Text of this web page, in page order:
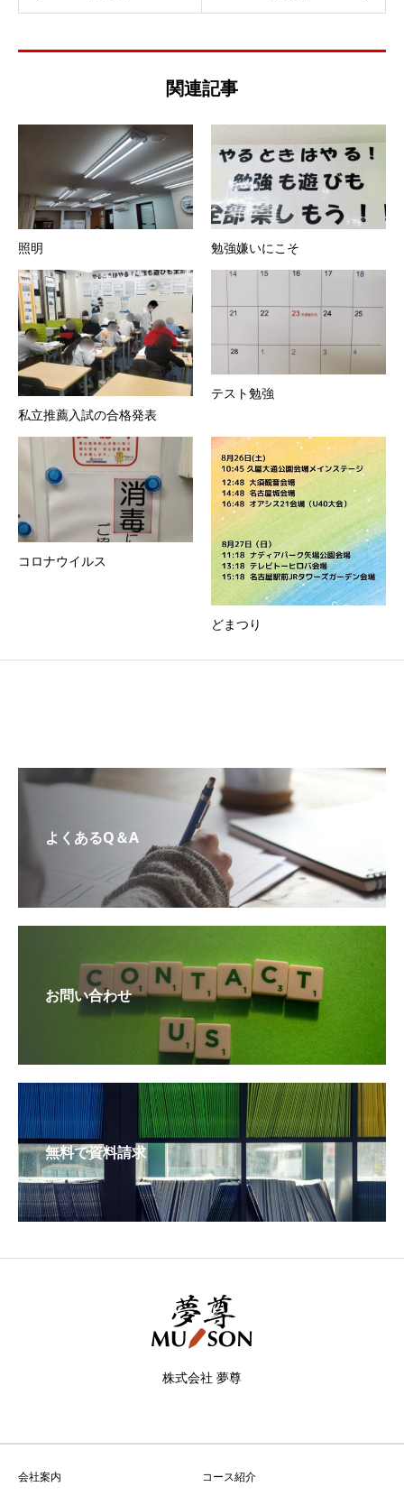
関連記事
照明 勉強嫌いにこそ
私立推薦入試の合格発表
テスト勉強
コロナウイルス
どまつり
よくあるQ＆A
お問い合わせ
無料で資料請求
株式会社 夢尊
会社案内 コース紹介